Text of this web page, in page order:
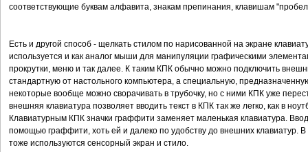
соответствующие буквам алфавита, знакам препинания, клавишам
Есть и другой способ - щелкать стилом по нарисованной на экране
используется и как аналог мыши для манипуляции графическими
прокрутки, меню и так далее. К таким КПК обычно можно подключить
стандартную от настольного компьютера, а специальную,
некоторые вообще можно сворачивать в трубочку, но с ними КПК уже
внешняя клавиатура позволяет вводить текст в КПК так же легко, как в
Клавиатурным КПК значки граффити заменяет маленькая клавиатура.
помощью граффити, хоть ей и далеко по удобству до внешних клавиатур.
тоже используются сенсорный экран и стило.